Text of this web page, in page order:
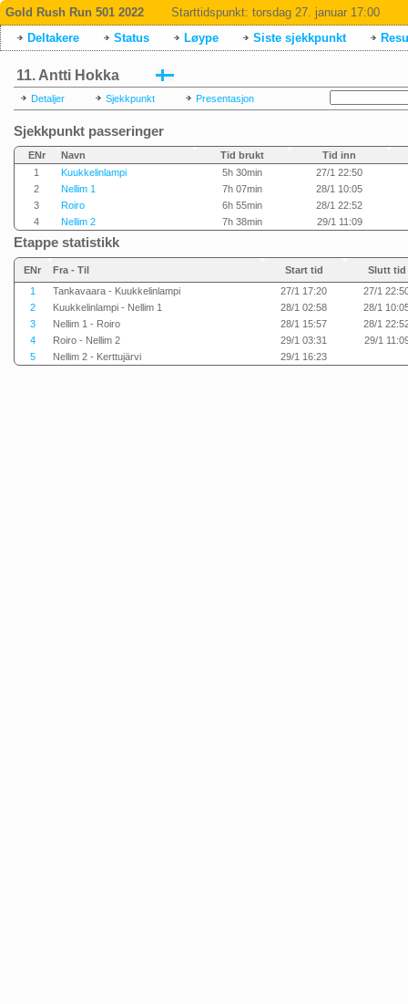
Gold Rush Run 501 2022 Starttidspunkt: torsdag 27. januar 17:00
Deltakere
Status Løype Siste sjekkpunkt
11. Antti Hokka
Detaljer Sjekkpunkt Presentasjon
Sjekkpunkt passeringer
ENr Navn Tid brukt
Tid inn
1
Kuukkelinlampi 5h 30min
27/1 22:50
2
Nellim 1 7h 07min
28/1 10:05
3
Roiro 6h 55min
28/1 22:52
4
Nellim 2 7h 38min 29/1 11:09
Etappe statistikk
ENr Fra - Til Start tid
Slutt tid
1
Tankavaara - Kuukkelinlampi 27/1 17:20
27/1
2
Kuukkelinlampi - Nellim 1 28/1 02:58
28/1
3
Nellim 1 - Roiro 28/1 15:57
28/1
4
Roiro - Nellim 2 29/1 03:31
29/1
5
Nellim 2 - Kerttujärvi 29/1 16:23